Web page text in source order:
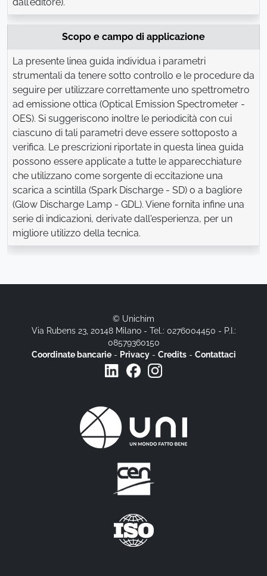
Scopo e campo di applicazione
La presente linea guida individua i parametri
strumentali da tenere sotto controllo e le procedure da
seguire per utilizzare correttamente uno spettrometro
ad emissione ottica (Optical Emission Spectrometer -
OES). Si suggeriscono inoltre le periodicità con cui
ciascuno di tali parametri deve essere sottoposto a
verifica. Le prescrizioni riportate in questa linea guida
possono essere applicate a tutte le apparecchiature
che utilizzano come sorgente di eccitazione una
scarica a scintilla (Spark Discharge - SD) o a bagliore
(Glow Discharge Lamp - GDL). Viene fornita infine una
serie di indicazioni, derivate dall'esperienza, per un
migliore utilizzo della tecnica.
© Unichim
Via Rubens 23, 20148 Milano - Tel.: 0276004450 - P.I.:
08579360150
Coordinate bancarie- Privacy- Credits- Contattaci